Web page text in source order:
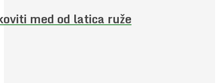
med od latica ruže